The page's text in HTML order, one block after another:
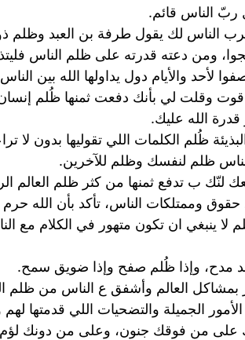
ربّ الناس قائم.
الناس لك يقول طرفة بن العبد
ومن دعته قدرته على ظلم الناس
لأحد والأيام دول يداولها الله بين
وقلت لي بأنك دفعت ثمنها ظُلم
الله عليك.
ظُلم الكلمات اللي تقوليها بدون لا
ظلم لنفسك وظلم للآخرين.
لنّك ب تدفع ثمنھا من كثر ظلم العالم
وممتلكات الناس، تأكد بأن الله
لا ينبغي ان تكون متهور في الكلام
مدح، وإذا ظُلم صفح وإذا ضويق سمح.
بمشاكل العالم وأشفق ع الناس من ظلم
الجميلة والتضحيات اللي
على من فوقك جنون، وعلى من دونك